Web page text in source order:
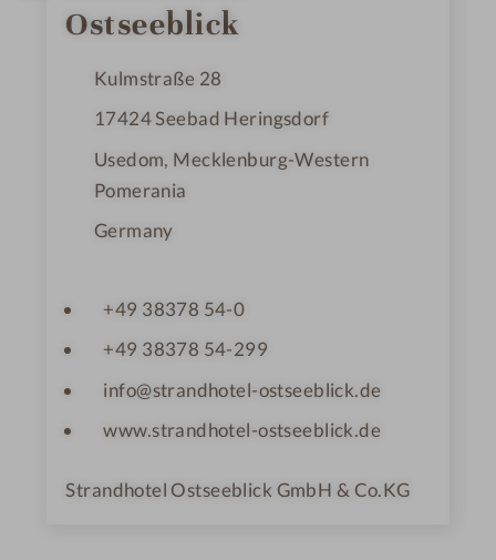
r
s
Ostseeblick
Kulmstraße 28
17424Seebad Heringsdorf
Usedom, Mecklenburg-Western
Pomerania
Germany
+49 38378 54-0
+49 38378 54-299
info@strandhotel-ostseeblick.de
www.strandhotel-ostseeblick.de
Strandhotel Ostseeblick GmbH & Co.KG